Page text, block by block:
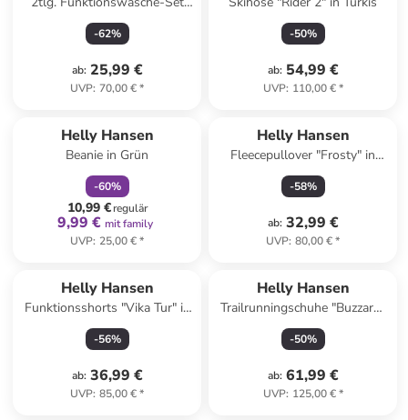
"Lifa" in Pink/ Schwarz
-62%
ab: 25,99 €
UVP: 70,00 €*
-50%
ab: 54,99 €
UVP: 110,00 €*
Helly Hansen
Beanie in Grün
-60%
10,99 €regulär
9,99 € mit family
UVP: 25,00 €*
Helly Hansen
Fleecepullover "Frosty" in
Hellblau
-58%
ab: 32,99 €
UVP: 80,00 €*
Helly Hansen
Funktionsshorts "Vika Tur" in
Grün
-56%
ab: 36,99 €
UVP: 85,00 €*
Helly Hansen
Trailrunningschuhe "Buzzard"
in Rot
-50%
ab: 61,99 €
UVP: 125,00 €*